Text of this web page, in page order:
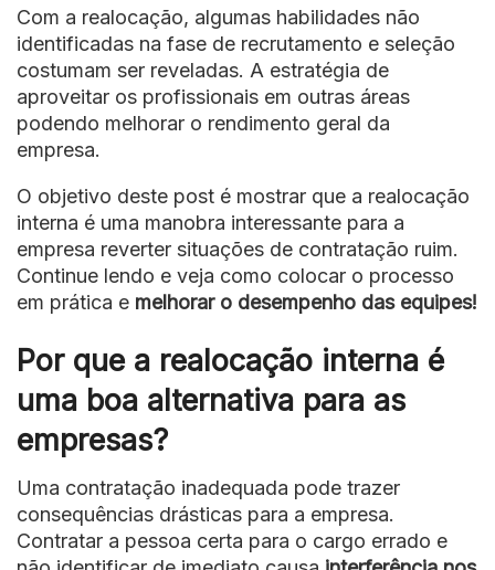
Com a realocação, algumas habilidades não
identificadas na fase de recrutamento e seleção
costumam ser reveladas. A estratégia de
aproveitar os profissionais em outras áreas
podendo melhorar o rendimento geral da
empresa.
O objetivo deste post é mostrar que a realocação
interna é uma manobra interessante para a
empresa reverter situações de contratação ruim.
Continue lendo e veja como colocar o processo
em prática e melhorar o desempenho das equipes!
Por que a realocação interna é
uma boa alternativa para as
empresas?
Uma contratação inadequada pode trazer
consequências drásticas para a empresa.
Contratar a pessoa certa para o cargo errado e